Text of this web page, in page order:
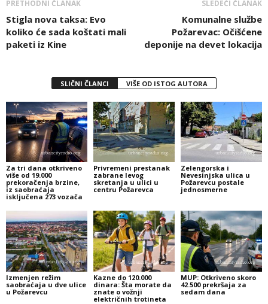
PRETHODNI ČLANAK
Stigla nova taksa: Evo
koliko će sada koštati mali
paketi iz Kine
SLEDEĆI ČLANAK
Komunalne službe
Požarevac: Očišćene
deponije na devet lokacija
SLIČNI ČLANCI VIŠE OD ISTOG AUTORA
Za tri dana otkriveno
više od 19.000
prekoračenja brzine,
iz saobraćaja
isključena 273 vozača
Privremeni prestanak
zabrane levog
skretanja u ulici u
centru Požarevca
Zelengorska i
Nevesinjska ulica u
Požarevcu postale
jednosmerne
Izmenjen režim
saobraćaja u dve ulice
u Požarevcu
Kazne do 120.000
dinara: Šta morate da
znate o vožnji
električnih trotineta
MUP: Otkriveno skoro
42.500 prekršaja za
sedam dana